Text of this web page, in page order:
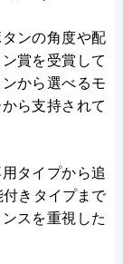
ンの角度や配
賞を受賞して
から選べるモ
ら支持されて
タイプから追
きタイプまで
スを重視した